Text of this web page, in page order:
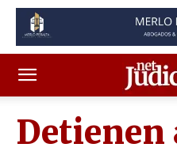
Detienen